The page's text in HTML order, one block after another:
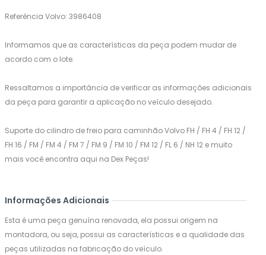
Referência Volvo: 3986408
Informamos que as características da peça podem mudar de
acordo com o lote.
Ressaltamos a importância de verificar as informações adicionais
da peça para garantir a aplicação no veículo desejado.
Suporte do cilindro de freio para caminhão Volvo FH / FH 4 / FH 12 /
FH 16 / FM / FM 4 / FM 7 / FM 9 / FM 10 / FM 12 / FL 6 / NH 12 e muito
mais você encontra aqui na Dex Peças!
Informações Adicionais
Esta é uma peça genuína renovada, ela possui origem na
montadora, ou seja, possui as características e a qualidade das
peças utilizadas na fabricação do veículo.